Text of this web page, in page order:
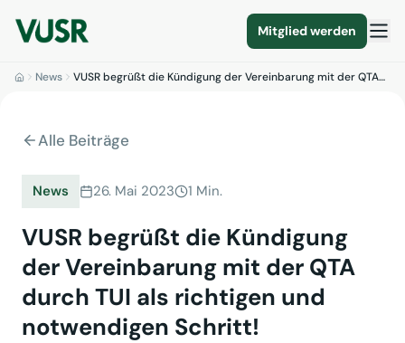
Mitglied werden
News VUSR begrüßt die Kündigung der Vereinbarung mit der QTA…
Alle Beiträge
News 26. Mai 2023 1 Min.
VUSR begrüßt die Kündigung
der Vereinbarung mit der QTA
durch TUI als richtigen und
notwendigen Schritt!